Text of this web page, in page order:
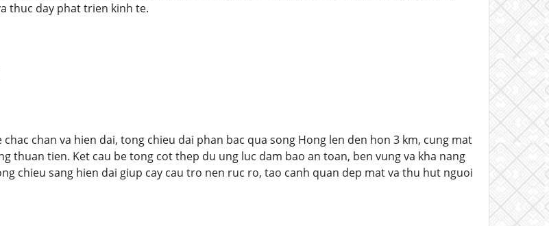
thuc day phat trien kinh te.
chan va hien dai, tong chieu dai phan bac qua song Hong len den hon 3 km, cung mat
thuan tien. Ket cau be tong cot thep du ung luc dam bao an toan, ben vung va kha nang
chieu sang hien dai giup cay cau tro nen ruc ro, tao canh quan dep mat va thu hut nguoi